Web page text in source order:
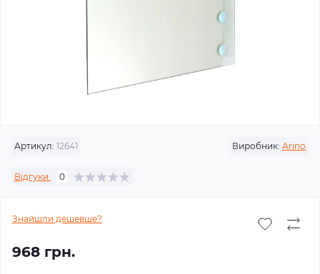
Артикул: 12641 Виробник: Arino
Відгуки: 0
Знайшли дешевше?
968 грн.